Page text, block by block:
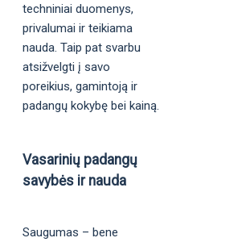
techniniai duomenys,
privalumai ir teikiama
nauda. Taip pat svarbu
atsižvelgti į savo
poreikius, gamintoją ir
padangų kokybę bei kainą.
Vasarinių padangų
savybės ir nauda
Saugumas – bene